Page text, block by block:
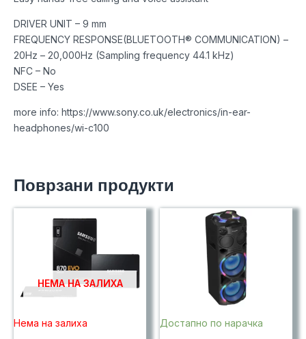
DRIVER UNIT – 9 mm
FREQUENCY RESPONSE(BLUETOOTH® COMMUNICATION) –
20Hz – 20,000Hz (Sampling frequency 44.1 kHz)
NFC – No
DSEE – Yes
more info: https://www.sony.co.uk/electronics/in-ear-
headphones/wi-c100
Поврзани продукти
НЕМА НА ЗАЛИХА
Нема на залиха Достапно по нарачка